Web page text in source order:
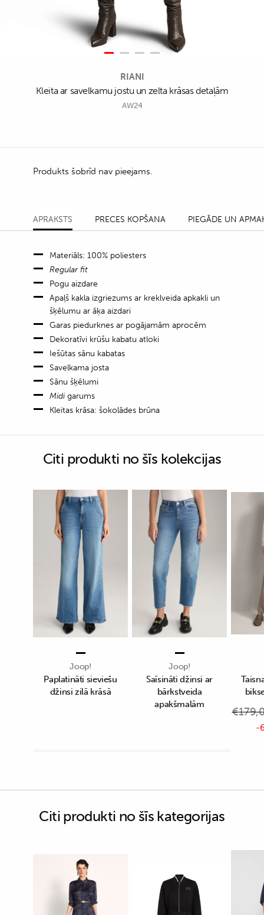
RIANI
Kleita ar savelkamu jostu un zelta krāsas detaļām
AW24
Produkts šobrīd nav pieejams.
APRAKSTS PRECES KOPŠANA PIEGĀDE UN
Materiāls: 100% poliesters
Regular fit
Pogu aizdare
Apaļš kakla izgriezums ar kreklveida apkakli un
šķēlumu ar āķa aizdari
Garas piedurknes ar pogājamām aprocēm
Dekoratīvi krūšu kabatu atloki
Iešūtas sānu kabatas
Savelkama josta
Sānu šķēlumi
Midigarums
Kleitas krāsa: šokolādes brūna
Citi produkti no šīs kolekcijas
Joop!
Paplatināti sieviešu
džinsi zilā krāsā
Joop!
Saīsināti džinsi ar
bārkstveida
apakšmalām
€
-
Citi produkti no šīs kategorijas